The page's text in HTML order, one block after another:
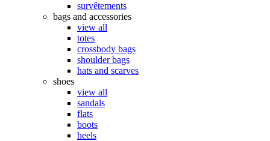
survêtements
bags and accessories
view all
totes
crossbody bags
shoulder bags
hats and scarves
shoes
view all
sandals
flats
boots
heels